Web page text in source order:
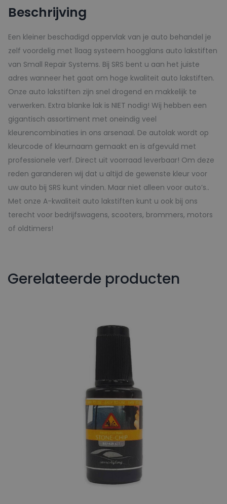
Beschrijving
Een kleiner beschadigd oppervlak van je auto behandel je
zelf voordelig met 1laag systeem hoogglans auto lakstiften
van Small Repair Systems. Bij SRS bent u aan het juiste
adres wanneer het gaat om hoge kwaliteit auto lakstiften.
Onze auto lakstiften zijn snel drogend en makkelijk te
verwerken. Extra blanke lak is NIET nodig! Wij hebben een
gigantisch assortiment met oneindig veel
kleurencombinaties in ons arsenaal. De autolak wordt op
kleurcode of kleurnaam gemaakt en is afgevuld met
professionele verf. Direct uit voorraad leverbaar! Om deze
reden garanderen wij dat u altijd de gewenste kleur voor
uw auto bij SRS kunt vinden. Maar niet alleen voor auto’s..
Met onze A-kwaliteit auto lakstiften kunt u ook bij ons
terecht voor bedrijfswagens, scooters, brommers, motors
of oldtimers!
Gerelateerde producten